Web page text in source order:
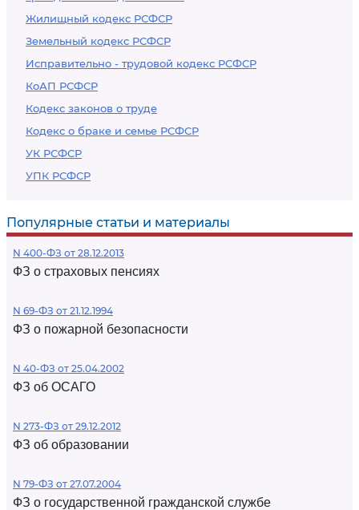
Жилищный кодекс РСФСР
Земельный кодекс РСФСР
Исправительно - трудовой кодекс РСФСР
КоАП РСФСР
Кодекс законов о труде
Кодекс о браке и семье РСФСР
УК РСФСР
УПК РСФСР
Популярные статьи и материалы
N 400-ФЗ от 28.12.2013
ФЗ о страховых пенсиях
N 69-ФЗ от 21.12.1994
ФЗ о пожарной безопасности
N 40-ФЗ от 25.04.2002
ФЗ об ОСАГО
N 273-ФЗ от 29.12.2012
ФЗ об образовании
N 79-ФЗ от 27.07.2004
ФЗ о государственной гражданской службе